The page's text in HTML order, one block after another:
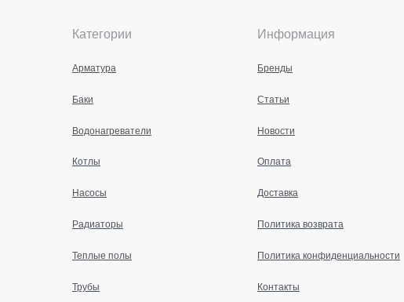
Категории
Арматура
Баки
Водонагреватели
Котлы
Насосы
Радиаторы
Теплые полы
Трубы
Информация
Бренды
Статьи
Новости
Оплата
Доставка
Политика возврата
Политика конфиденциальности
Контакты